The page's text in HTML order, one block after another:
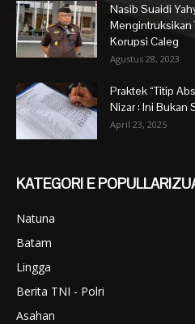
Nasib Suaidi
Mengintruksikan
Korupsi Caleg
Agustus 28, 2023
Praktek “Titip
Nizar : Ini Bukan
April 23, 2025
KATEGORI E
Natuna
Batam
Lingga
Berita TNI - Polri
Asahan